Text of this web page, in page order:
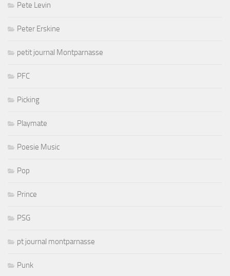
Pete Levin
Peter Erskine
petit journal Montparnasse
PFC
Picking
Playmate
Poesie Music
Pop
Prince
PSG
pt journal montparnasse
Punk